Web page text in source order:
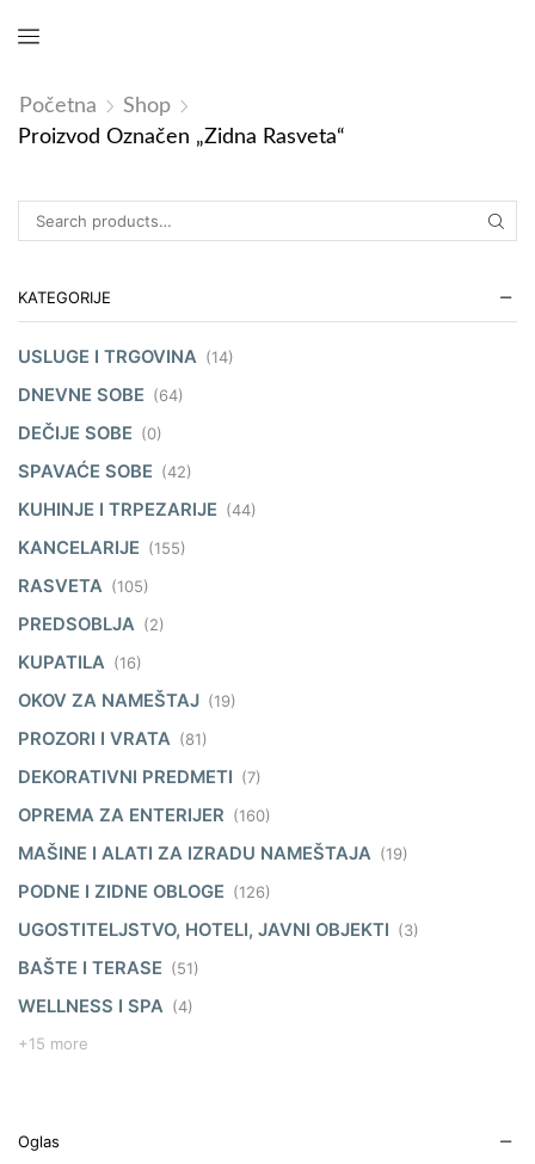
Početna
Shop
Proizvod Označen „zidna Rasveta“
KATEGORIJE
USLUGE I TRGOVINA (14)
DNEVNE SOBE (64)
DEČIJE SOBE (0)
SPAVAĆE SOBE (42)
KUHINJE I TRPEZARIJE (44)
KANCELARIJE (155)
RASVETA (105)
PREDSOBLJA (2)
KUPATILA (16)
OKOV ZA NAMEŠTAJ (19)
PROZORI I VRATA (81)
DEKORATIVNI PREDMETI (7)
OPREMA ZA ENTERIJER (160)
MAŠINE I ALATI ZA IZRADU NAMEŠTAJA (19)
PODNE I ZIDNE OBLOGE (126)
UGOSTITELJSTVO, HOTELI, JAVNI OBJEKTI (3)
BAŠTE I TERASE (51)
WELLNESS I SPA (4)
+15 more
Oglas